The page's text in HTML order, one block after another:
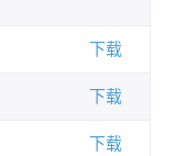
下载
下载
下载